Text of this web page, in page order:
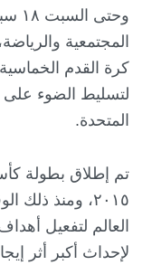
المجتمعية
كرة القدم
لتسليط الضوء على
المتحدة.
تم إطلاق بطولة
٢٠١٥، ومنذ
العالم لتفعيل
لإحداث أكبر أثر